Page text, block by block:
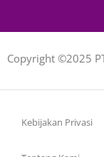
Copyright ©2025
Kebijakan Privasi